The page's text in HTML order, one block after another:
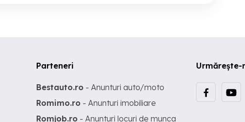
Urmărește-
Parteneri
Bestauto.ro - Anunturi auto/moto
Romimo.ro - Anunturi imobiliare
Romjob.ro - Anunturi locuri de munca